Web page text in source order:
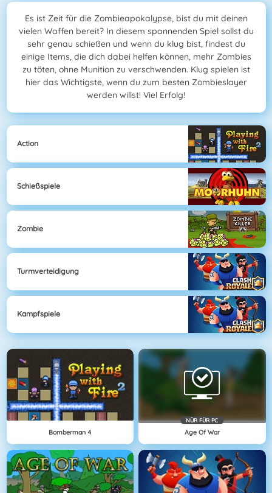
Es ist Zeit für die Zombieapokalypse, bist du mit deinen
vielen Waffen bereit? In diesem spannenden Spiel sollst du
sehr genau schießen und wenn du klug bist, findest du
einige Items, die dich dabei helfen können, mehr Zombies
zu töten, ohne Munition zu verschwenden. Klug spielen ist
hier das Wichtigste, wenn du zum besten Zombieslayer
werden willst! Viel Erfolg!
Action
Schießspiele
Zombie
Turmverteidigung
Kampfspiele
Bomberman 4
NÜR FÜR PC
Age Of War